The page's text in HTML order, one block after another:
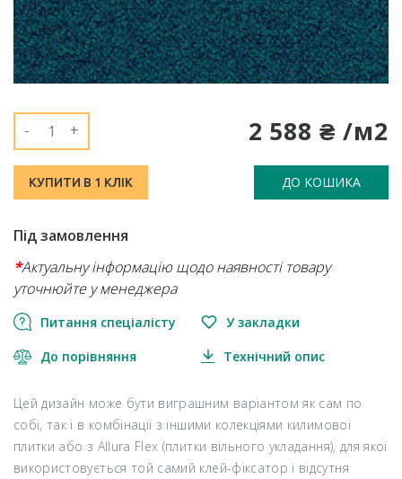
2 588 ₴ /м2
- +
КУПИТИ В 1 КЛІК ДО КОШИКА
Під замовлення
*Актуальну інформацію щодо наявності товару
уточнюйте у менеджера
Питання спеціалісту У закладки
До порівняння Технічний опис
Цей дизайн може бути виграшним варіантом як сам по
собі, так і в комбінації з іншими колекціями килимової
плитки або з Allura Flex (плитки вільного укладання), для якої
використовується той самий клей-фіксатор і відсутня